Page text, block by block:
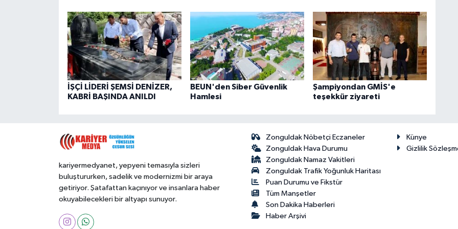
İŞÇİ LİDERİ ŞEMSİ DENİZER,
KABRİ BAŞINDA ANILDI
BEUN'den Siber Güvenlik
Hamlesi
Şampiyondan GMİS'e
teşekkür ziyareti
kariyermedyanet, yepyeni temasıyla sizleri
buluştururken, sadelik ve modernizmi bir araya
getiriyor. Şatafattan kaçınıyor ve insanlara haber
okuyabilecekleri bir altyapı sunuyor.
Zonguldak Nöbetçi Eczaneler
Zonguldak Hava Durumu
Zonguldak Namaz Vakitleri
Zonguldak Trafik Yoğunluk Haritası
Puan Durumu ve Fikstür
Tüm Manşetler
Son Dakika Haberleri
Haber Arşivi
Künye
Gizlilik